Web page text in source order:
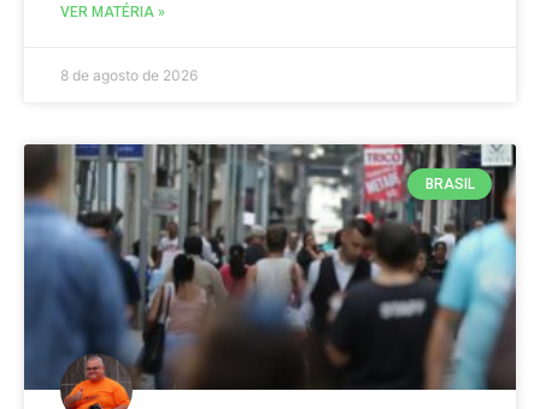
VER MATÉRIA »
8 de agosto de 2026
BRASIL